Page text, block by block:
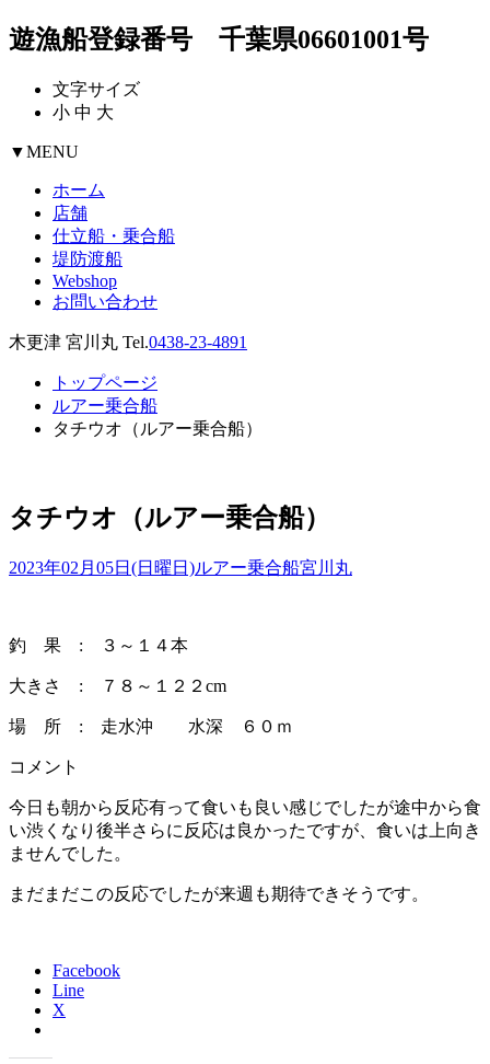
遊漁船登録番号 千葉県06601001号
文字サイズ
小 中 大
▼MENU
ホーム
店舗
仕立船・乗合船
堤防渡船
Webshop
お問い合わせ
木更津 宮川丸 Tel.0438-23-4891
トップページ
ルアー乗合船
タチウオ（ルアー乗合船）
タチウオ（ルアー乗合船）
2023年02月05日(日曜日)ルアー乗合船宮川丸
釣 果 : ３～１４本
大きさ : ７８～１２２cm
場 所 : 走水沖 水深 ６０ｍ
コメント
今日も朝から反応有って食いも良い感じでしたが途中から食
い渋くなり後半さらに反応は良かったですが、食いは上向き
ませんでした。
まだまだこの反応でしたが来週も期待できそうです。
Facebook
Line
X